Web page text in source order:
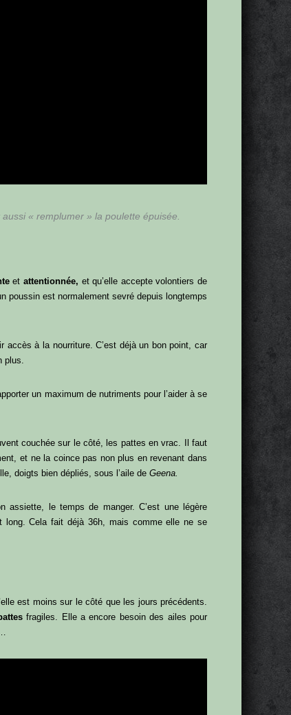
« remplumer » la poulette épuisée.
etattentionnée, et qu’elle accepte volontiers de
poussin est normalement sevré depuis longtemps
accès à la nourriture. C’est déjà un bon point, car
plus.
un maximum de nutriments pour l’aider à se
couchée sur le côté, les pattes en vrac. Il faut
et ne la coince pas non plus en revenant dans
doigts bien dépliés, sous l’aile deGeena.
assiette, le temps de manger. C’est une légère
long. Cela fait déjà 36h, mais comme elle ne se
est moins sur le côté que les jours précédents.
fragiles. Elle a encore besoin des ailes pour